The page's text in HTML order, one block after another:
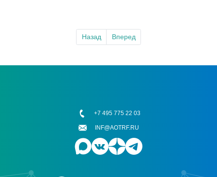
Назад Вперед
+7 495 775 22 03
INF@AOTRF.RU